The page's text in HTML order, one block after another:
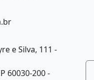
e Silva, 111 -
60030-200 -